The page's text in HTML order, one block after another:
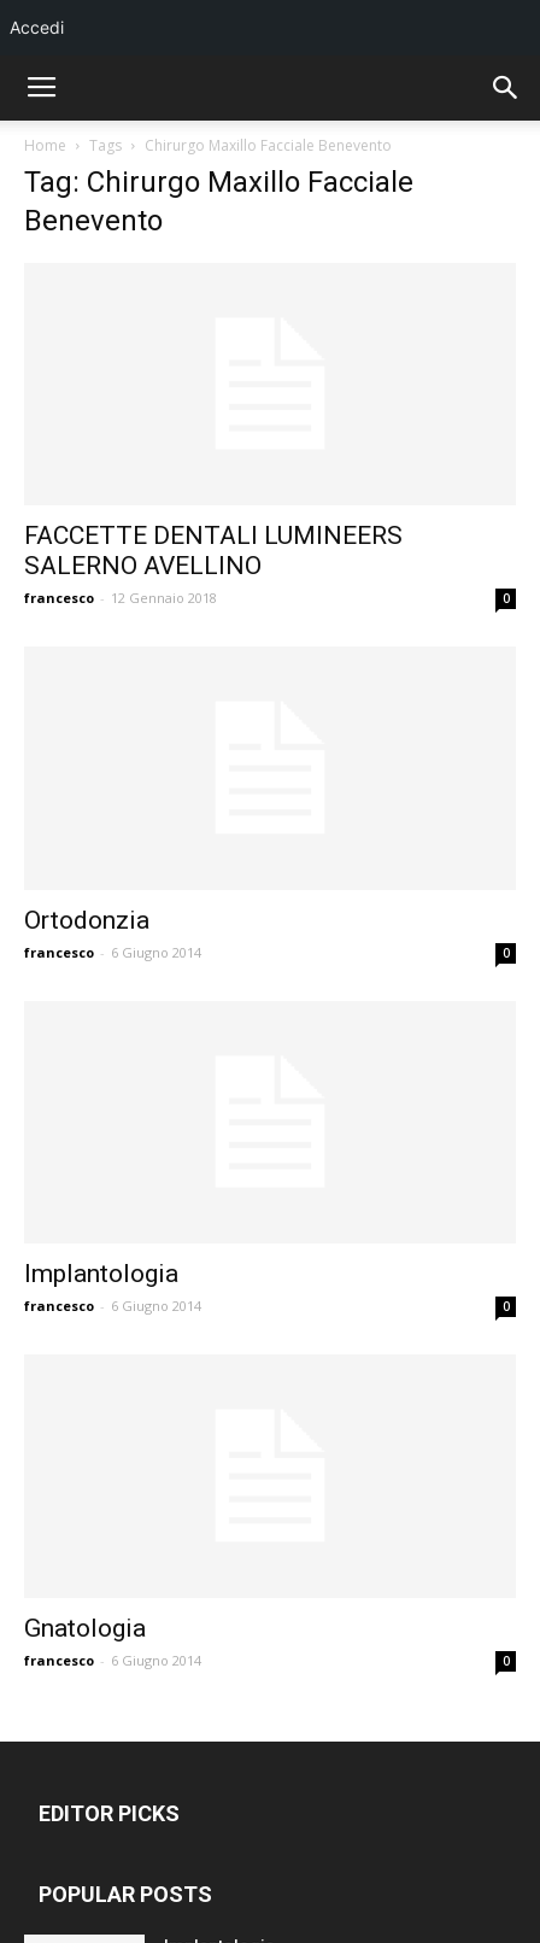
Home Tags Chirurgo Maxillo Facciale Benevento
Tag: Chirurgo Maxillo Facciale
Benevento
FACCETTE DENTALI LUMINEERS
SALERNO AVELLINO
francesco - 12 Gennaio 2018 0
Ortodonzia
francesco - 6 Giugno 2014 0
Implantologia
francesco - 6 Giugno 2014 0
Gnatologia
francesco - 6 Giugno 2014 0
EDITOR PICKS
POPULAR POSTS
Accedi